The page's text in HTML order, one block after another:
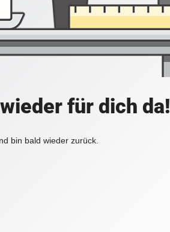
für dich da!
bin bald wieder zurück.